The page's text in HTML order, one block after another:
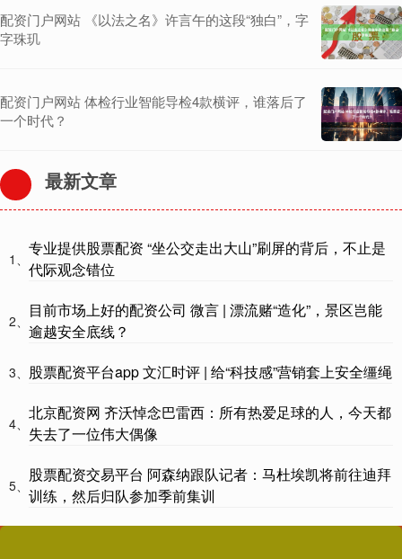
配资门户网站 《以法之名》许言午的这段“独白”，字
字珠玑
配资门户网站 体检行业智能导检4款横评，谁落后了
一个时代？
最新文章
1、
专业提供股票配资 “坐公交走出大山”刷屏的背后，不止是
代际观念错位
2、
目前市场上好的配资公司 微言 | 漂流赌“造化”，景区岂能
逾越安全底线？
3、 股票配资平台app 文汇时评 | 给“科技感”营销套上安全缰绳
4、
北京配资网 齐沃悼念巴雷西：所有热爱足球的人，今天都
失去了一位伟大偶像
5、
股票配资交易平台 阿森纳跟队记者：马杜埃凯将前往迪拜
训练，然后归队参加季前集训